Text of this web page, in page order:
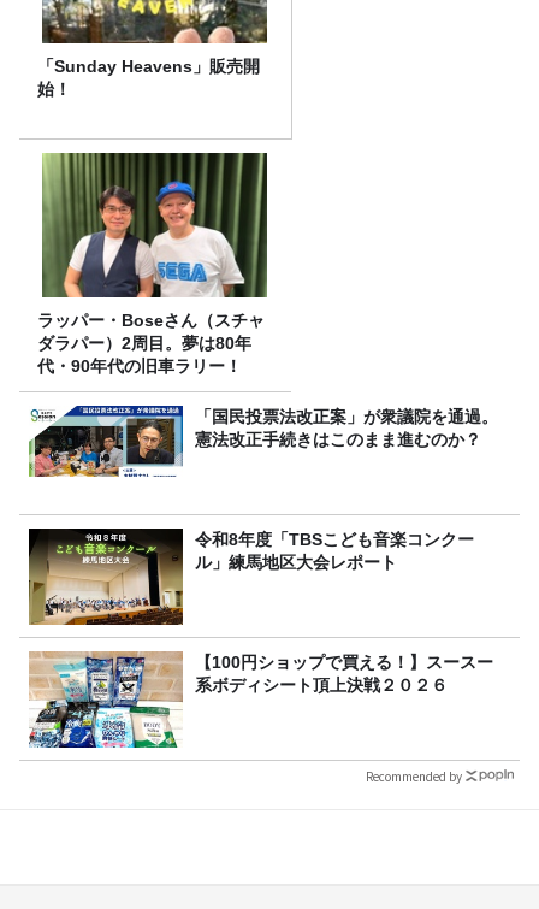
「Sunday Heavens」販売開
始！
ラッパー・Boseさん（スチャ
ダラパー）2周目。夢は80年
代・90年代の旧車ラリー！
「国民投票法改正案」が衆議院を通過。
憲法改正手続きはこのまま進むのか？
令和8年度「TBSこども音楽コンクー
ル」練馬地区大会レポート
【100円ショップで買える！】スースー
系ボディシート頂上決戦２０２６
Recommended by